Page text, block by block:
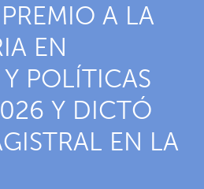
A LA
EN
POLÍTICAS
Y DICTÓ
EN LA